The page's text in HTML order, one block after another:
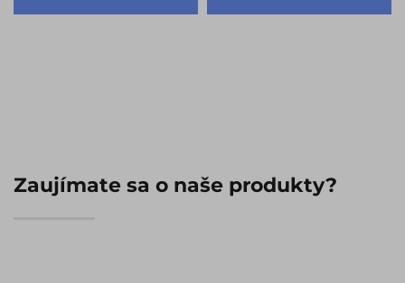
Zaujímate sa o naše produkty?